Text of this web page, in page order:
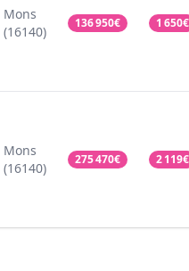
Mons
(16140)
136 950€ 1 650€
Mons
(16140)
275 470€ 2 119€